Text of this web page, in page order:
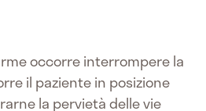
occorre interrompere la
il paziente in posizione
la pervietà delle vie